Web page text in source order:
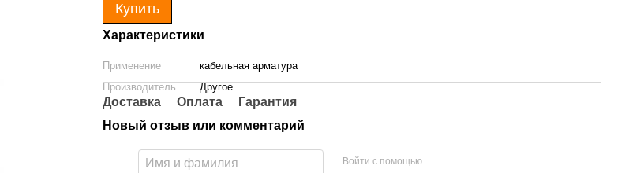
Купить
Характеристики
Применение
кабельная арматура
Производитель
Другое
Доставка Оплата
Гарантия
Новый отзыв или комментарий
Войти с помощью